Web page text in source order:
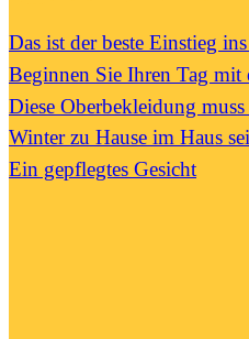
Das ist der beste Einstieg
Beginnen Sie Ihren Tag
Diese Oberbekleidung
Winter zu Hause im Haus
Ein gepflegtes Gesicht